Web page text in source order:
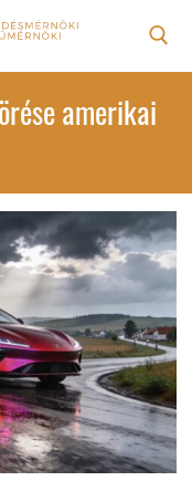
amerikai